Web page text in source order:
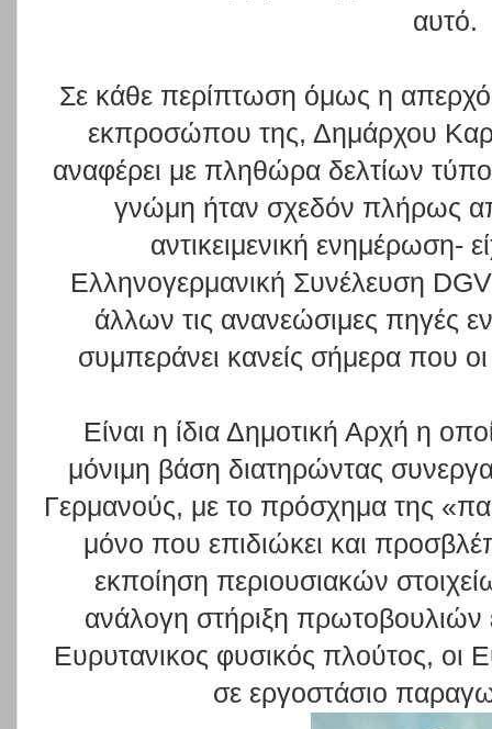
αυτό.
Σε κάθε περίπτωση όμως η
εκπροσώπου της, Δημάρχου
αναφέρει με πληθώρα δελτίων
γνώμη ήταν σχεδόν πλήρως
αντικειμενική ενημέρωση-
Ελληνογερμανική Συνέλευση
άλλων τις ανανεώσιμες πηγές
συμπεράνει κανείς σήμερα που
Είναι η ίδια Δημοτική Αρχή η
μόνιμη βάση διατηρώντας
Γερμανούς, με το πρόσχημα της
μόνο που επιδιώκει και
εκποίηση περιουσιακών
ανάλογη στήριξη πρωτοβουλιών
Ευρυτανικος φυσικός πλούτος, οι
σε εργοστάσιο